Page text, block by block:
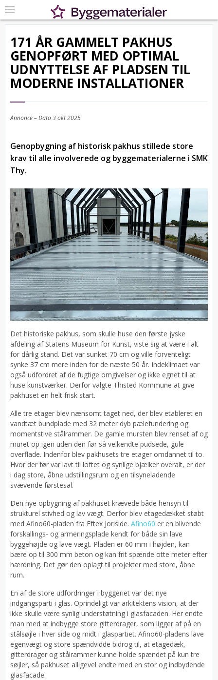
171 ÅR GAMMELT PAKHUS
GENOPFØRT MED OPTIMAL
UDNYTTELSE AF PLADSEN TIL
MODERNE INSTALLATIONER
Annonce – Dato3 okt 2025
Genopbygning af historisk pakhus stillede store
krav til alle involverede og byggematerialerne i SMK
Thy.
Det historiske pakhus, som skulle huse den første jyske
afdeling af Statens Museum for Kunst, viste sig at være i alt
for dårlig stand. Det var sunket 70 cm og ville forventeligt
synke 37 cm mere inden for de næste 50 år. Indeklimaet var
også udfordret af de fugtige omgivelser og ikke egnet til at
huse kunstværker. Derfor valgte Thisted Kommune at give
pakhuset en helt frisk start.
Alle tre etager blev nænsomt taget ned, der blev etableret en
vandtæt bundplade med 32 meter dyb pælefundering og
momentstive stålrammer. De gamle mursten blev renset af og
muret op igen uden den før så velkendte pudsede, gule
overflade. Indenfor blev pakhusets tre etager omdannet til to.
Hvor der før var lavt til loftet og synlige bjælker overalt, er der
i dag store, åbne udstillingsrum og en tilsyneladende
svævende førstesal.
Den nye opbygning af pakhuset krævede både hensyn til
strukturel stivhed og lav vægt. Derfor blev etagedækket støbt
med Afino60-pladen fra Eftex Joriside. Afino60 er en blivende
forskallings- og armeringsplade kendt for både sin lave
byggehøjde og lave vægt. Pladen er 60 mm i højden, kan
bære op til 300 mm beton og kan frit spænde otte meter efter
hærdning. Det gør den oplagt til projekter med store, åbne
rum.
En af de store udfordringer i byggeriet var det nye
indgangsparti i glas. Oprindeligt var arkitektens vision, at der
ikke skulle være synlig understøtning i glasfacaden. Her endte
man med at indbygge store gitterdrager, som ligger af på en
stålsøjle i hver side og midt i glaspartiet. Afino60-pladens lave
egenvægt og store spændvidde bidrog til, at etagedæk,
gitterdrager og stålrammer kunne holde spændet på kun tre
søjler, så pakhuset alligevel endte med en stor og indbydende
glasfacade.